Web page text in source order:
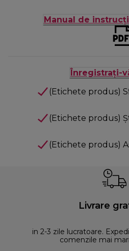
Manual de
Înregistrați-
(Etichete produs)
(Etichete produs)
(Etichete produs)
Livrare
in 2-3 zile lucratoare.
comenzile mai